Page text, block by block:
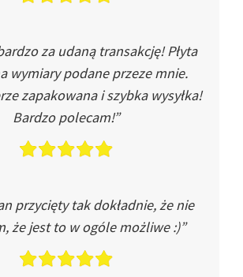
za udaną transakcję! Płyta
wymiary podane przeze mnie.
zapakowana i szybka wysyłka!
Bardzo polecam!”
przycięty tak dokładnie, że nie
że jest to w ogóle możliwe :)”